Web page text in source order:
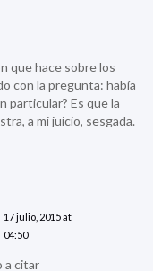
que hace sobre los
con la pregunta: había
particular? Es que la
a mi juicio, sesgada.
17 julio, 2015 at
04:50
a citar